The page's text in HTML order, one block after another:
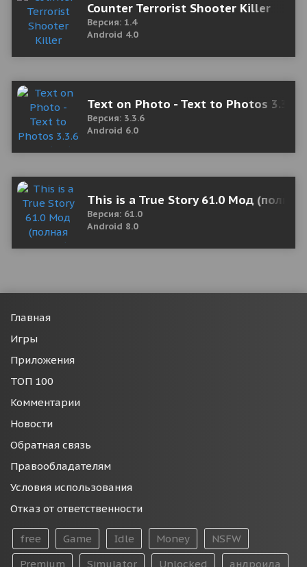
Counter Terrorist Shooter Killer
Версия: 1.4
Android 4.0
Text on Photo - Text to Photos 3.3.6
Версия: 3.3.6
Android 6.0
This is a True Story 61.0 Мод (полная
Версия: 61.0
Android 8.0
Главная
Игры
Приложения
ТОП 100
Комментарии
Новости
Обратная связь
Правообладателям
Условия использования
Отказ от ответственности
free Game Idle Money
NSFW
Premium
Simulator Unlocked андроида